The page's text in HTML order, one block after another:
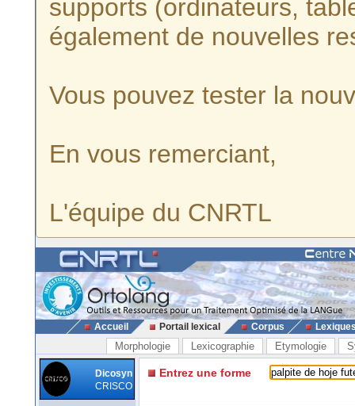
supports (ordinateurs,
également de nouvelles
Vous pouvez tester la
En vous remerciant,
L'équipe du CNRTL
Accueil Portail lexical Corpus
Morphologie Lexicographie Etymologie
Dicosyn
CRISCO
Entrez une forme